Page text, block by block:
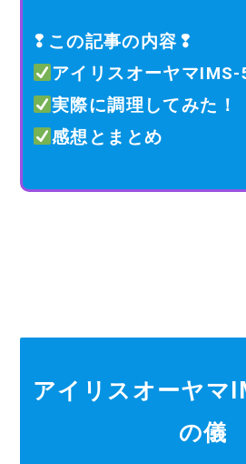
❢この記事の内容❢
アイリスオーヤマ
実際に調理してみた！
感想とまとめ
アイリスオーヤマ
の儀